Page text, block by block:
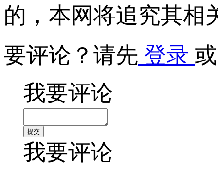
的，本网将追究其相
要评论？请先 登录
我要评论
我要评论